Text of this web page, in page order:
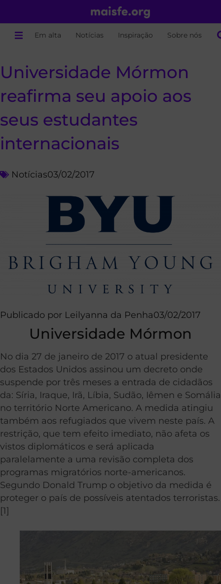
Em alta Notícias Inspiração Sobre nós
Universidade Mórmon
reafirma seu apoio aos
seus estudantes
internacionais
Notícias03/02/2017
Publicado por Leilyanna da Penha03/02/2017
Universidade Mórmon
No dia 27 de janeiro de 2017 o atual presidente
dos Estados Unidos assinou um decreto onde
suspende por três meses a entrada de cidadãos
da: Síria, Iraque, Irã, Líbia, Sudão, Iêmen e Somália
no território Norte Americano. A medida atingiu
também aos refugiados que vivem neste país. A
restrição, que tem efeito imediato, não afeta os
vistos diplomáticos e será aplicada
paralelamente a uma revisão completa dos
programas migratórios norte-americanos.
Segundo Donald Trump o objetivo da medida é
proteger o país de possíveis atentados terroristas.
[1]